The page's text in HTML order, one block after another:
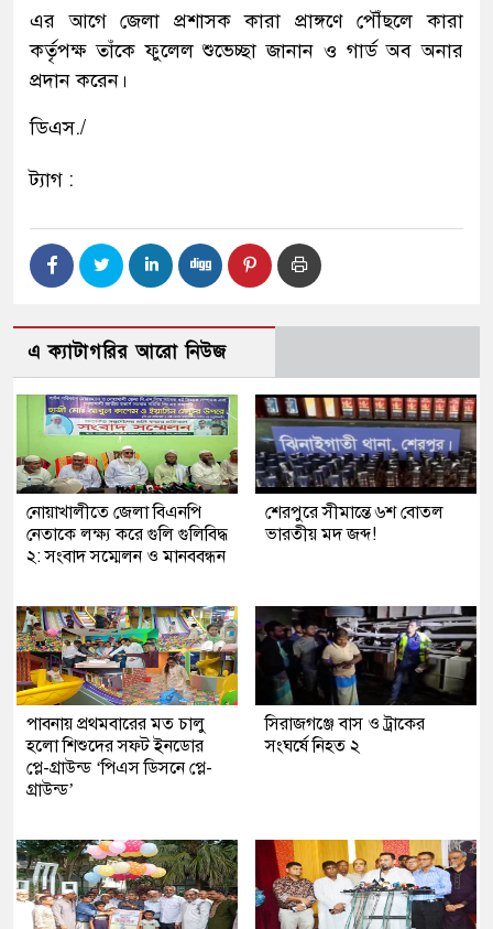
এর আগে জেলা প্রশাসক কারা প্রাঙ্গণে পৌঁছলে কারা
কর্তৃপক্ষ তাঁকে ফুলেল শুভেচ্ছা জানান ও গার্ড অব অনার
প্রদান করেন।
ডিএস./
ট্যাগ :
এ ক্যাটাগরির আরো নিউজ
নোয়াখালীতে জেলা বিএনপি
নেতাকে লক্ষ্য করে গুলি গুলিবিদ্ধ
২: সংবাদ সম্মেলন ও মানববন্ধন
শেরপুরে সীমান্তে ৬শ বোতল
ভারতীয় মদ জব্দ!
পাবনায় প্রথমবারের মত চালু
হলো শিশুদের সফট ইনডোর
প্লে-গ্রাউন্ড ‘পিএস ডিসনে প্লে-
গ্রাউন্ড’
সিরাজগঞ্জে বাস ও ট্রাকের
সংঘর্ষে নিহত ২